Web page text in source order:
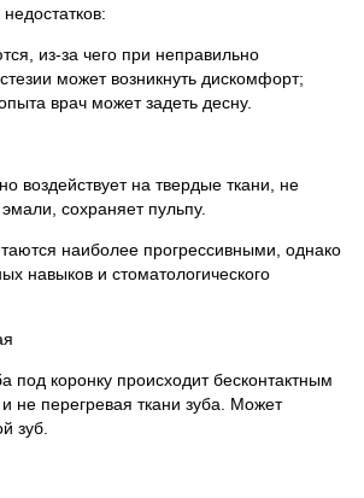
из-за чего при неправильно
может возникнуть дискомфорт;
врач может задеть десну.
воздействует на твердые ткани, не
сохраняет пульпу.
наиболее прогрессивными, однако
навыков и стоматологического
под коронку происходит бесконтактным
не перегревая ткани зуба. Может
зуб.